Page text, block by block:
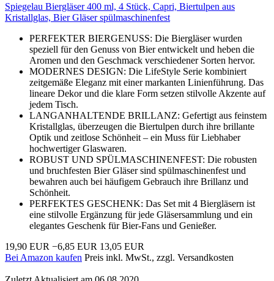
Spiegelau Biergläser 400 ml, 4 Stück, Capri, Biertulpen aus
Kristallglas, Bier Gläser spülmaschinenfest
PERFEKTER BIERGENUSS: Die Biergläser wurden
speziell für den Genuss von Bier entwickelt und heben die
Aromen und den Geschmack verschiedener Sorten hervor.
MODERNES DESIGN: Die LifeStyle Serie kombiniert
zeitgemäße Eleganz mit einer markanten Linienführung. Das
lineare Dekor und die klare Form setzen stilvolle Akzente auf
jedem Tisch.
LANGANHALTENDE BRILLANZ: Gefertigt aus feinstem
Kristallglas, überzeugen die Biertulpen durch ihre brillante
Optik und zeitlose Schönheit – ein Muss für Liebhaber
hochwertiger Glaswaren.
ROBUST UND SPÜLMASCHINENFEST: Die robusten
und bruchfesten Bier Gläser sind spülmaschinenfest und
bewahren auch bei häufigem Gebrauch ihre Brillanz und
Schönheit.
PERFEKTES GESCHENK: Das Set mit 4 Biergläsern ist
eine stilvolle Ergänzung für jede Gläsersammlung und ein
elegantes Geschenk für Bier-Fans und Genießer.
19,90 EUR −6,85 EUR 13,05 EUR
Bei Amazon kaufen Preis inkl. MwSt., zzgl. Versandkosten